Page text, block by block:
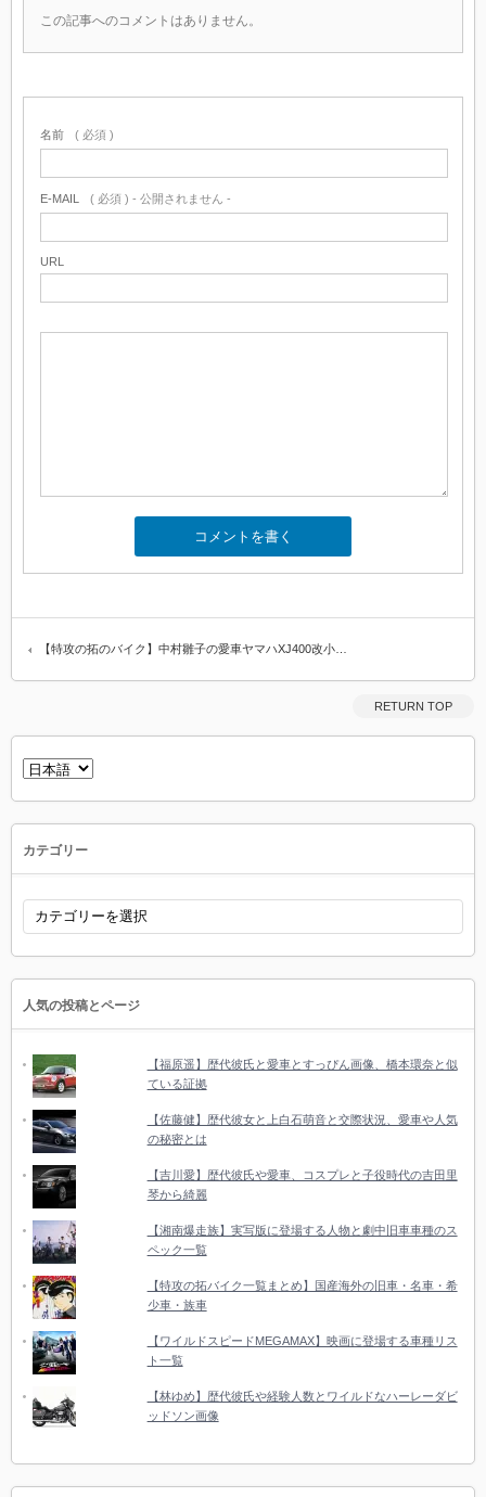
この記事へのコメントはありません。
名前 ( 必須 )
E-MAIL ( 必須 ) - 公開されません -
URL
【特攻の拓のバイク】中村雛子の愛車ヤマハXJ400改小…
RETURN TOP
言
語
カテゴリー
カ
ゴ
リ
人気の投稿とページ
【福原遥】歴代彼氏と愛車とすっぴん画像、橋本環奈と似
ている証拠
【佐藤健】歴代彼女と上白石萌音と交際状況、愛車や人気
の秘密とは
【吉川愛】歴代彼氏や愛車、コスプレと子役時代の吉田里
琴から綺麗
【湘南爆走族】実写版に登場する人物と劇中旧車車種のス
ペック一覧
【特攻の拓バイク一覧まとめ】国産海外の旧車・名車・希
少車・族車
【ワイルドスピードMEGAMAX】映画に登場する車種リス
ト一覧
【林ゆめ】歴代彼氏や経験人数とワイルドなハーレーダビ
ッドソン画像